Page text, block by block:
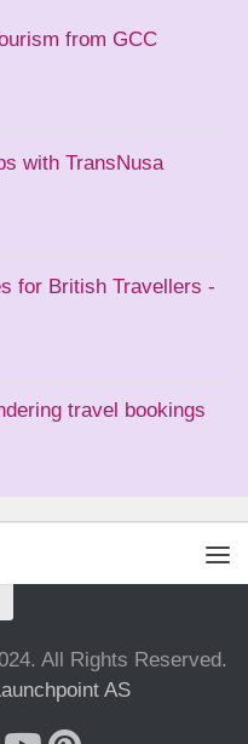
from GCC
with TransNusa
for British Travellers -
travel bookings
All Rights Reserved.
AS